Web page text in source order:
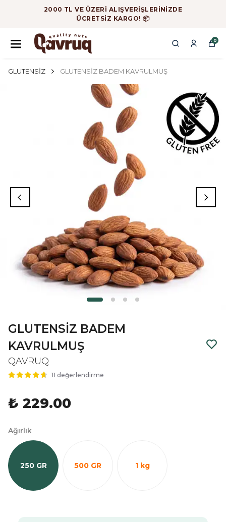
2000 TL VE ÜZERİ ALIŞVERİŞLERİNİZDE
ÜCRETSİZ KARGO! 📦
0
GLUTENSİZ GLUTENSİZ BADEM KAVRULMUŞ
GLUTENSİZ BADEM
KAVRULMUŞ
QAVRUQ
11 değerlendirme
₺ 229.00
Ağırlık
250 GR 500 GR 1 kg